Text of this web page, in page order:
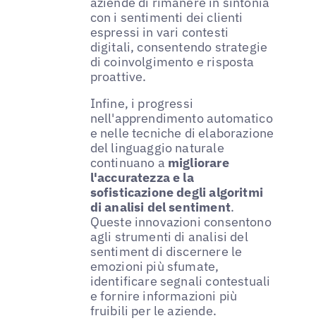
con i sentimenti dei clienti
espressi in vari contesti
digitali, consentendo strategie
di coinvolgimento e risposta
proattive.
Infine, i progressi
nell'apprendimento automatico
e nelle tecniche di elaborazione
del linguaggio naturale
continuano a migliorare
l'accuratezza e la
sofisticazione degli algoritmi
di analisi del sentiment.
Queste innovazioni consentono
agli strumenti di analisi del
sentiment di discernere le
emozioni più sfumate,
identificare segnali contestuali
e fornire informazioni più
fruibili per le aziende.